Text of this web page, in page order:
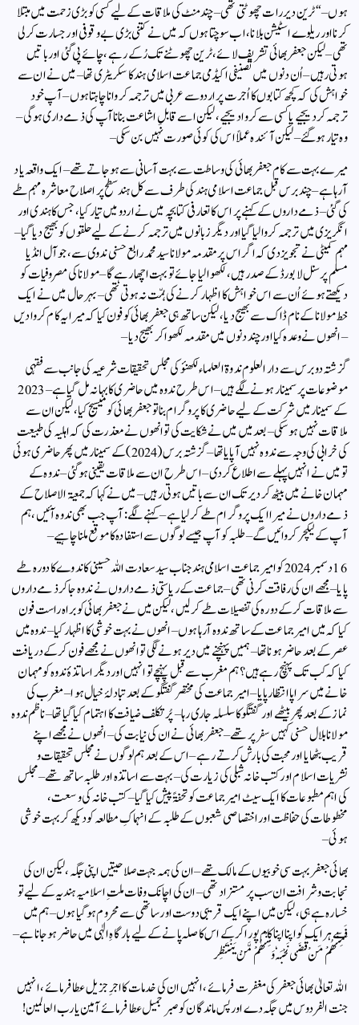
ہوں – “ ٹرین دیر رات چھوٹتی تھی – چند منٹ کی ملاقات کے لیے کسی کو بڑی زحمت میں مبتلا
کرنا اور ریلوے اسٹیشن بلانا ، اب سوچتا ہوں کہ میں نے کتنی بڑی بے وقوفی اور جسارت کرلی
تھی – لیکن جعفر بھائی تشریف لائے ، ٹرین چھوٹنے تک رُکے رہے ، چائے پی گئی اور باتیں
ہوتی رہیں – اُن دنوں میں تصنیفی اکیڈمی جماعت اسلامی ہند کا سکریٹری تھا – میں نے ان سے
خواہش کی کہ کچھ کتابوں کا اُجرت پر اردو سے عربی میں ترجمہ کروانا چاہتا ہوں – آپ خود
ترجمہ کردیجیے یا کسی سے کروادیجیے ، لیکن اسے قابلِ اشاعت بنانا آپ کی ذمے داری ہوگی –
وہ تیار ہوگئے – لیکن آئندہ عملاً اس کی کوئی صورت نہیں بن سکی –
میرے بہت سے کام جعفر بھائی کی وساطت سے بہت آسانی سے ہوجاتے تھے – ایک واقعہ یاد
آرہا ہے – چند برس قبل جماعت اسلامی ہند کی طرف سے کل ہند سطح پر اصلاح معاشرہ مہم طے
کی گئی – ذمے داروں کے کہنے پر اس کا تعارفی کتابچہ میں نے اردو میں تیار کیا ، جس کا ہندی اور
انگریزی میں ترجمہ کروالیا گیا اور دیگر زبانوں میں ترجمہ کرنے کے لیے حلقوں کو بھیج دیا گیا –
مہم کمیٹی نے تجویز دی کہ اگر اس پر مقدمہ مولانا سید محمد رابع حسنی ندوی سے ، جو آل انڈیا
مسلم پرسنل لا بورڈ کے صدر ہیں ، لکھوالیا جائے تو بہت اچھا رہے گا – مولانا کی مصروفیات کو
دیکھتے ہوئے اُن سے اس خواہش کا اظہار کرنے کی ہمّت نہ ہوتی تھی – بہر حال میں نے ایک
خط مولانا کے نام ڈاک سے بھیج دیا ، لیکن ساتھ ہی جعفر بھائی کو فون کیا کہ میرا یہ کام کروادیں
– انھوں نے وعدہ کیا اور چند دنوں میں مقدمہ لکھواکر بھیج دیا –
گزشتہ دو برس سے دار العلوم ندوۃ العلماء لکھنؤ کی مجلس تحقیقات شرعیہ کی جانب سے فقہی
موضوعات پر سمینار ہونے لگے ہیں – اس طرح ندوہ میں حاضری کا بہانہ مل گیا ہے – 2023
کے سمینار میں شرکت کے لیے حاضری کا پروگرام بنا تو جعفر بھائی کو میسیج کیا ، لیکن ان سے
ملاقات نہیں ہوسکی – بعد میں میں نے شکایت کی تو انھوں نے معذرت کی کہ اہلیہ کی طبیعت
کی خرابی کی وجہ سے ندوہ نہیں آپایا تھا – گزشتہ برس (2024) کے سمینار میں پھر حاضری ہوئی
تو میں نے انہیں پہلے سے اطلاع کردی – اس طرح ان سے ملاقات یقینی ہوگئی – ندوہ کے
مہمان خانے میں بیٹھ کر دیر تک ان سے باتیں ہوتی رہیں – میں نے کہا کہ جمعیۃ الاصلاح کے
ذمے داروں نے میرا ایک پروگرام طے کرلیا ہے – کہنے لگے : آپ جب بھی ندوہ آئیں ، ہم
آپ کے لیکچر کروائیں گے – طلبہ کو آپ جیسے لوگوں سے استفادہ کا موقع ملنا چاہیے –
16 دسمبر 2024 کو امیر جماعت اسلامی ہند جناب سید سعادت اللہ حسینی کا ندوے کا دورہ طے
پایا – مجھے ان کی رفاقت کرنی تھی – جماعت کے ریاستی ذمے داروں نے ندوہ جاکر ذمے داروں
سے ملاقات کرکے دورہ کی تفصیلات طے کرلیں ، لیکن میں نے جعفر بھائی کو براہ راست فون
کیا کہ میں امیر جماعت کے ساتھ ندوہ آرہا ہوں – انھوں نے بہت خوشی کا اظہار کیا – ندوہ میں
عصر کے بعد حاضر ہونا تھا – ہمیں پہنچنے میں دیر ہونے لگی تو انھوں نے مجھے فون کرکے دریافت
کیا کہ کب تک پہنچ رہے ہیں؟ ہم مغرب سے قبل پہنچے تو انہیں اور دیگر اساتذۂ ندوہ کو مہمان
خانے میں سراپا انتظار پایا – امیر جماعت کی مختصر گفتگو کے بعد تبادلۂ خیال ہوا – مغرب کی
نماز کے بعد پھر بیٹھے اور گفتگو کا سلسلہ جاری رہا – پُر تکلف ضیافت کا اہتمام کیا گیا تھا – ناظم ندوہ
مولانا بلال حسنی کہیں سفر پر تھے – جعفر بھائی نے ان کی نیابت کی – انھوں نے مجھے اپنے
قریب بٹھایا اور محبت کی بارش کرتے رہے – اس کے بعد ہم لوگوں نے مجلس تحقیقات و
نشریات اسلام اور کتب خانہ شبلی کی زیارت کی – بہت سے اساتذہ اور طلبہ ساتھ تھے – مجلس
کی اہم مطبوعات کا ایک سیٹ امیر جماعت کو تحفۃً پیش کیا گیا – کتب خانہ کی وسعت ،
مخطوطات کی حفاظت اور اختصاصی شعبوں کے طلبہ کے انہماکِ مطالعہ کو دیکھ کر بہت خوشی
ہوئی –
بھائی جعفر بہت سی خوبیوں کے مالک تھے – ان کی ہمہ جہت صلاحیتیں اپنی جگہ ، لیکن ان کی
نجابت و شرافت ان سب پر مستزاد تھی – ان کی اچانک وفات ملتِ اسلامیہ ہندیہ کے لیے تو
خسارہ ہے ہی ، لیکن میں اپنے ایک قریبی دوست اور ساتھی سے محروم ہوگیا ہوں – ہم میں
سے ہر ایک کو اپنا اپنا کام پورا کرکے اس کا صلہ پانے کے لیے بارگاہِ الٰہی میں حاضر ہوجانا ہے –
فَمِنْھُمْ مَنْ قَضَی نَحْبَہٗ وَ مِنْھُمْ مَّنْ یَنْتَظِر
اللہ تعالیٰ بھائی جعفر کی مغفرت فرمائے ، انہیں ان کی خدمات کا اجرِ جزیل عطا فرمائے ، انہیں
جنت الفردوس میں جگہ دے اور پس ماندگان کو صبر جمیل عطا فرمائے آمین یا رب العالمین !